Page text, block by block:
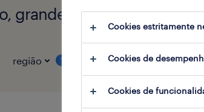
grande consumo e
região 1 tipo de contrato
Cookies estritamente
Cookies de
Cookies de